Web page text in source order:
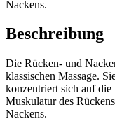
Nackens.
Beschreibung
Die Rücken- und
klassischen Massage.
konzentriert sich auf
Muskulatur des
Nackens.